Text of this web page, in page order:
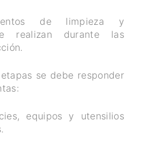
de limpieza y
realizan durante las
se debe responder
equipos y utensilios